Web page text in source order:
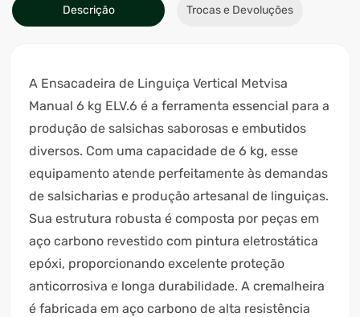
Descrição Trocas e Devoluções
A Ensacadeira de Linguiça Vertical Metvisa
Manual 6 kg ELV.6 é a ferramenta essencial para a
produção de salsichas saborosas e embutidos
diversos. Com uma capacidade de 6 kg, esse
equipamento atende perfeitamente às demandas
de salsicharias e produção artesanal de linguiças.
Sua estrutura robusta é composta por peças em
aço carbono revestido com pintura eletrostática
epóxi, proporcionando excelente proteção
anticorrosiva e longa durabilidade. A cremalheira
é fabricada em aço carbono de alta resistência